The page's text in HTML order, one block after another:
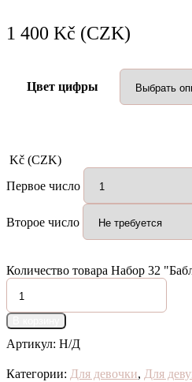
1 400 Kč (CZK)
Цвет цифры
Kč (CZK)
Первое число
Второе число
Количество товара Набор 32
Артикул: Н/Д
Категории: Для девочки, Для